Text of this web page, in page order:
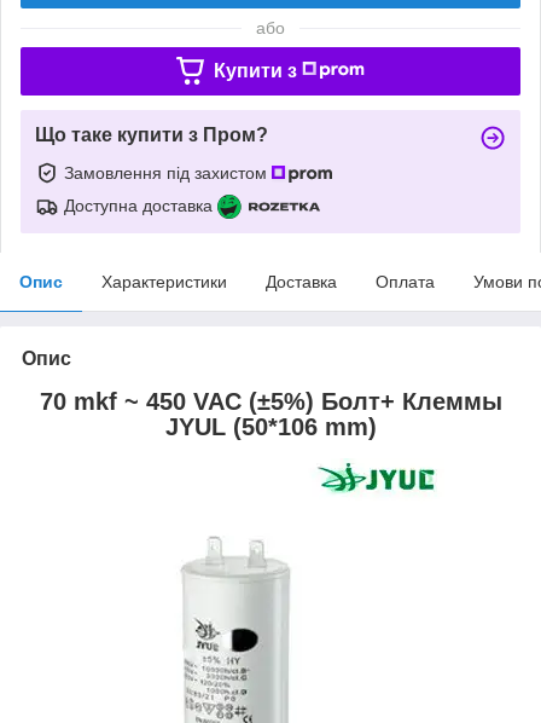
або
Купити з
Що таке купити з Пром?
Замовлення під захистом
Доступна доставка
Опис Характеристики Доставка Оплата Умови
Опис
70 mkf ~ 450 VAC (±5%) Болт+ Клеммы
JYUL (50*106 mm)